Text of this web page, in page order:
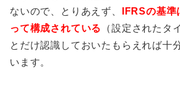
ないので、とりあえず、
IFRSの基
って構成されている
（設定されたタ
とだけ認識しておいたもらえれば十
います。